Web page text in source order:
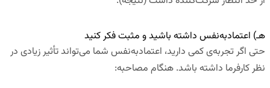
هـ) اعتمادبه‌نفس داشته باشید و مثبت فکر کنید
حتی اگر تجربه‌ی کمی دارید، اعتمادبه‌نفس شما می‌تواند تأثیر زیادی در
نظر کارفرما داشته باشد. هنگام مصاحبه: